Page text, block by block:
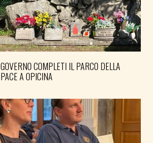
GOVERNO COMPLETI IL PARCO DELLA
PACE A OPICINA